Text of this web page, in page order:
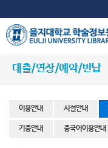
대출/연장/예약/반납
이용안내 시설안내
기증안내 중국어이용안내